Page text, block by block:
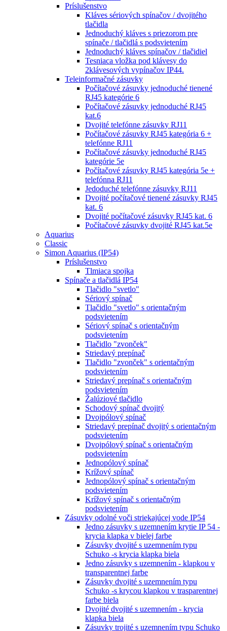
Príslušenstvo
Kláves sériových spínačov / dvojitého
tlačidla
Jednoduchý kláves s priezorom pre
spínače / tlačidlá s podsvietením
Jednoduchý kláves spínačov / tlačidiel
Tesniaca vložka pod klávesy do
2klávesových vypínačov IP44.
Teleinformačné zásuvky
Počítačové zásuvky jednoduché tienené
RJ45 kategórie 6
Počítačové zásuvky jednoduché RJ45
kat.6
Dvojité telefónne zásuvky RJ11
Počítačové zásuvky RJ45 kategória 6 +
telefónne RJ11
Počítačové zásuvky jednoduché RJ45
kategórie 5e
Počítačové zásuvky RJ45 kategória 5e +
telefónna RJ11
Jedoduché telefónne zásuvky RJ11
Dvojité počítačové tienené zásuvky RJ45
kat. 6
Dvojité počítačové zásuvky RJ45 kat. 6
Počítačové zásuvky dvojité RJ45 kat.5e
Aquarius
Classic
Simon Aquarius (IP54)
Príslušenstvo
Tlmiaca spojka
Spínače a tlačidlá IP54
Tlačidlo "svetlo"
Sériový spínač
Tlačidlo "svetlo" s orientačným
podsvietením
Sériový spínač s orientačným
podsvietením
Tlačidlo "zvonček"
Striedavý prepínač
Tlačidlo "zvonček" s orientačným
podsvietením
Striedavý prepínač s orientačným
podsvietením
Žalúziové tlačidlo
Schodový spínač dvojitý
Dvojpólový spínač
Striedavý prepínač dvojitý s orientačným
podsvietením
Dvojpólový spínač s orientačným
podsvietením
Jednopólový spínač
Krížový spínač
Jednopólový spínač s orientačným
podsvietením
Krížový spínač s orientačným
podsvietením
Zásuvky odolné voči striekajúcej vode IP54
Jedno zásuvky s uzemnením krytie IP 54 -
krycia klapka v bielej farbe
Zásuvky dvojité s uzemnením typu
Schuko -s krycia klapka biela
Jedno zásuvky s uzemnením - klapkou v
transparentnej farbe
Zásuvky dvojité s uzemnením typu
Schuko -s krycou klapkou v trasparentnej
farbe biela
Dvojité dvojité s uzemnením - krycia
klapka biela
Zásuvky trojité s uzemnením typu Schuko